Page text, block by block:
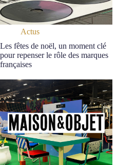
Actus
Les fêtes de noël, un moment clé
pour repenser le rôle des marques
françaises